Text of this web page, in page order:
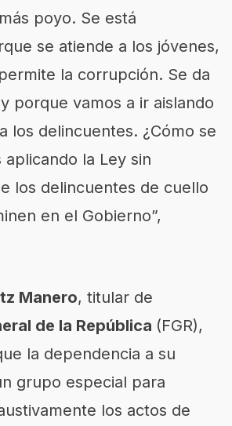
poyo. Se está
se atiende a los jóvenes,
la corrupción. Se da
porque vamos a ir aislando
los delincuentes. ¿Cómo se
aplicando la Ley sin
los delincuentes de cuello
en el Gobierno”,
Manero, titular de
de la República (FGR),
la dependencia a su
grupo especial para
los actos de